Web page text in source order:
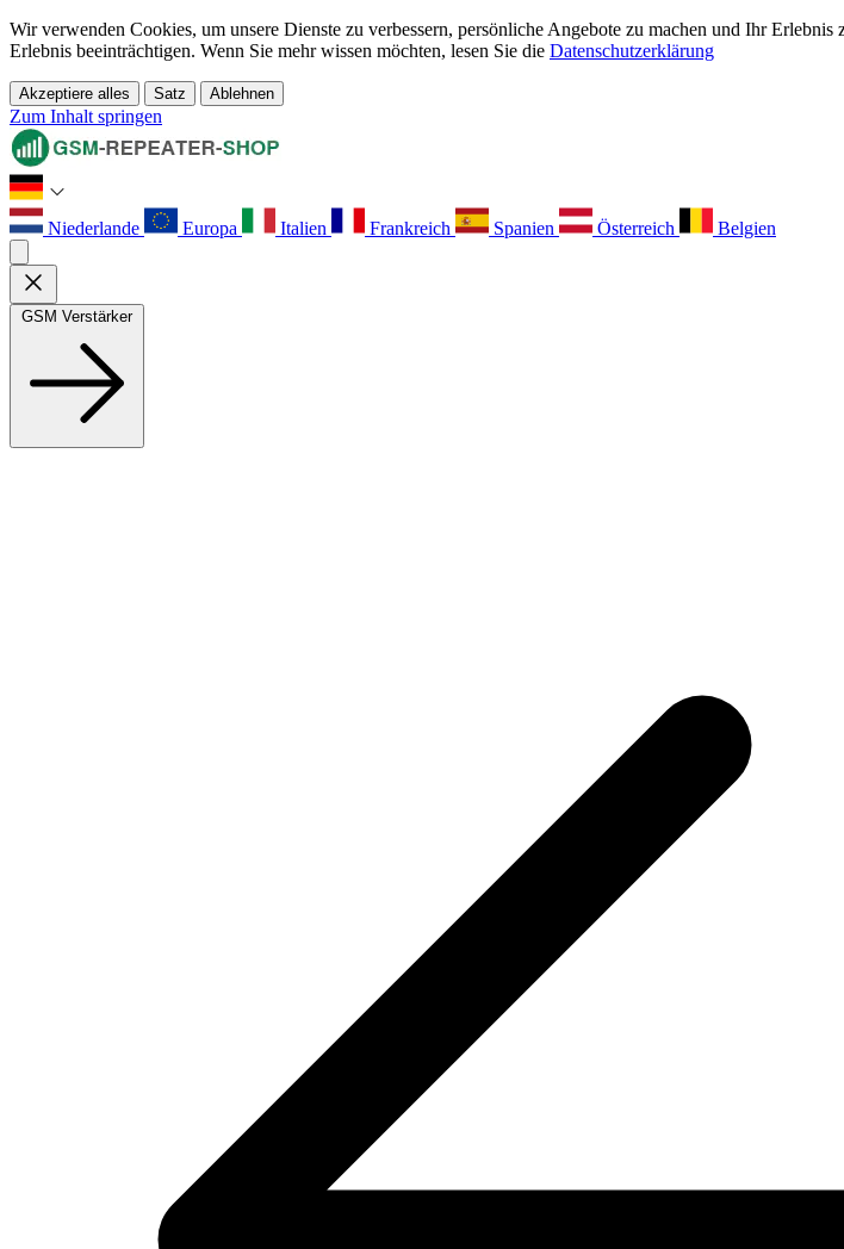
Wir verwenden Cookies, um unsere Dienste zu verbessern, persönliche Angebote zu machen und Ihr
Erlebnis beeinträchtigen. Wenn Sie mehr wissen möchten, lesen Sie die Datenschutzerklärung
Akzeptiere alles Satz Ablehnen
Zum Inhalt springen
Niederlande Europa Italien Frankreich Spanien Österreich Belgien
GSM Verstärker